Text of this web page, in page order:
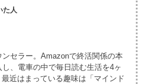
た人
ンセラー。Amazonで終活関係の本
し、電車の中で毎日読む生活を4ヶ
近はまっている趣味は「マインド